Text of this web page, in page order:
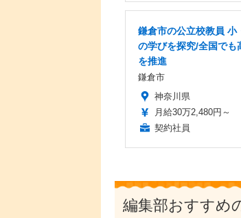
鎌倉市の公立校教員 小
の学びを探究/全国でも
を推進
鎌倉市
神奈川県
月給30万2,480円～
契約社員
編集部おすすめ